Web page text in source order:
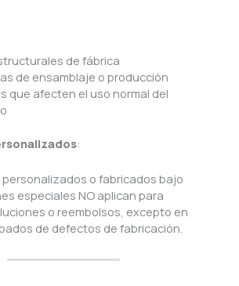
de fábrica
de ensamblaje o producción
que afecten el uso normal del
:
o fabricados bajo
especiales NO aplican para
o reembolsos, excepto en
de defectos de fabricación.